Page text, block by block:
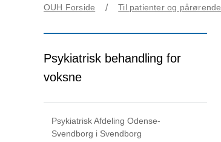
OUH Forside Til patienter og pårørende
Psykiatrisk behandling for
voksne
Psykiatrisk Afdeling Odense-
Svendborg i Svendborg